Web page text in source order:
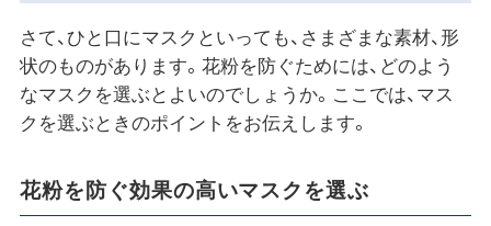
さて、ひと口にマスクといっても、さまざまな素材、形
状のものがあります。花粉を防ぐためには、どのよう
なマスクを選ぶとよいのでしょうか。ここでは、マス
クを選ぶときのポイントをお伝えします。
花粉を防ぐ効果の高いマスクを選ぶ